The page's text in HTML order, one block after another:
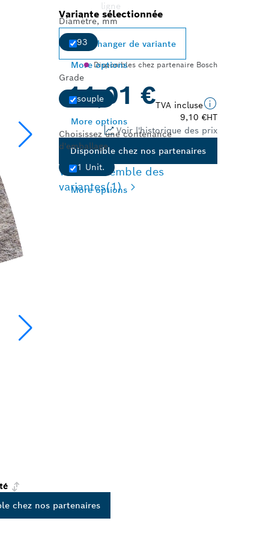
ligne
Diamètre, mm
93
More options
Grade
souple
More options
Choisissez une contenance
d'emballage
1 Unit.
More options
Variante sélectionnée
Changer de variante
Disponibles chez partenaire Bosch
11,01 €TVA incluse
9,10 €HT
Voir l'historique des prix
Disponible chez nos partenaires
Vue d'ensemble des
variantes(1)
chez nos partenaires